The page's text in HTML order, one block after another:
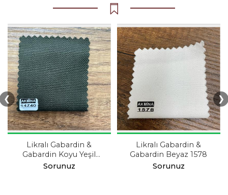
Likralı Gabardin &
Gabardin Koyu Yeşil
14740
Sorunuz
Likralı Gabardin &
Gabardin Beyaz 1578
Sorunuz
❮ ❯